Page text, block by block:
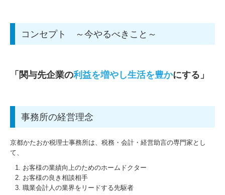
やさしい会計・税務・マーケティング入門
関与先向け融資商品ご紹介
リンク
コンセプト ～今やるべきこと～
「関与先企業の利益を増やし生活を豊かにする 」
事務所の経営理念
京都かたおか税理士事務所は、税務・会計・経営助言の専門家とし
て、
お客様の業績向上のためのホームドクター
お客様の良き相談相手
職業会計人の業界をリードする先駆者